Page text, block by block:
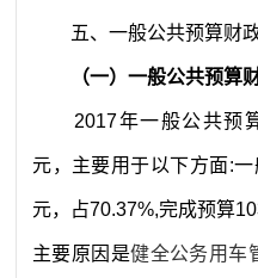
五、一般公共预算财
（一）一般公共预算
2017年一般公共预
元，主要用于以下方面:一
元，占70.37%,完成预算
主要原因是健全公务用车